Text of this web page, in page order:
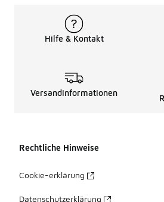
Hilfe & Kontakt
Versandinformationen
Rechtliche Hinweise
Cookie-erklärung
Datenschutzerklärung